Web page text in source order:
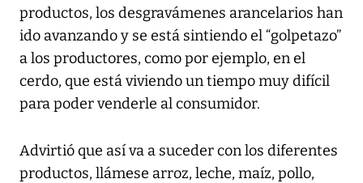
productos, los desgravámenes arancelarios han
ido avanzando y se está sintiendo el “golpetazo”
a los productores, como por ejemplo, en el
cerdo, que está viviendo un tiempo muy difícil
para poder venderle al consumidor.
Advirtió que así va a suceder con los diferentes
productos, llámese arroz, leche, maíz, pollo,